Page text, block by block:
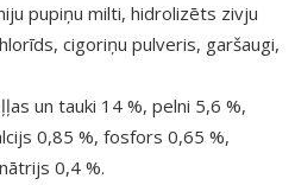
pupiņu milti, hidrolizēts zivju
cigoriņu pulveris, garšaugi,
un tauki 14 %, pelni 5,6 %,
0,85 %, fosfors 0,65 %,
0,4 %.